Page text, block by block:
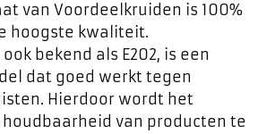
van Voordeelkruiden is 100%
hoogste kwaliteit.
bekend als E202, is een
dat goed werkt tegen
Hierdoor wordt het
van producten te